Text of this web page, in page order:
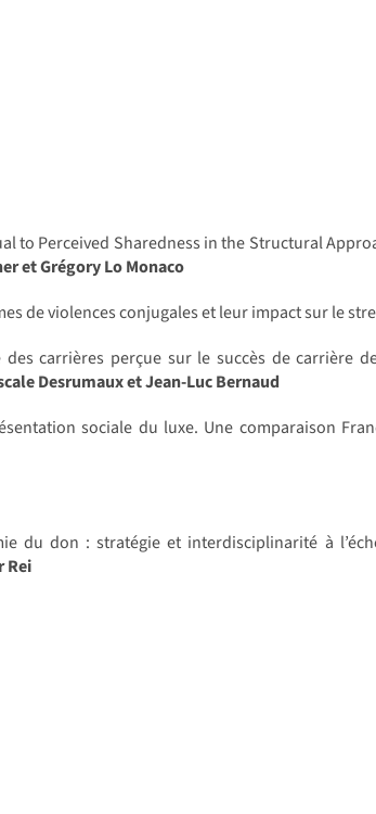
to Perceived Sharedness in the Structural
et Grégory Lo Monaco
de violences conjugales et leur impact sur le
carrières perçue sur le succès de carrière
Desrumaux et Jean-Luc Bernaud
sociale du luxe. Une comparaison
du don : stratégie et interdisciplinarité à
Rei